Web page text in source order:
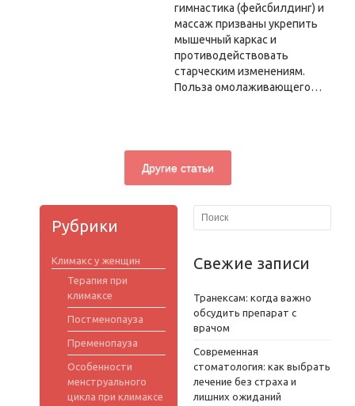
гимнастика (фейсбилдинг) и
массаж призваны укрепить
мышечный каркас и
противодействовать
старческим изменениям.
Польза омолаживающего…
Другие статьи
Рубрики
Климакс у женщин
Терапия при
климаксе
Постменопауза
Пременопауза
Особенности
менструального
цикла при климаксе
Свежие записи
Транексам: когда важно
обсудить препарат с
врачом
Современная
стоматология: как выбрать
лечение без страха и
лишних ожиданий